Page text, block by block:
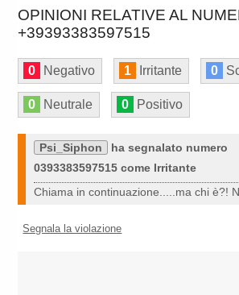
OPINIONI RELATIVE AL
+39393383597515
0 Negativo 1 Irritante 0
0 Neutrale 0 Positivo
Psi_Siphon
ha segnalato numero
0393383597515 come Irritante
Chiama in continuazione.....ma chi è?!
Segnala la violazione